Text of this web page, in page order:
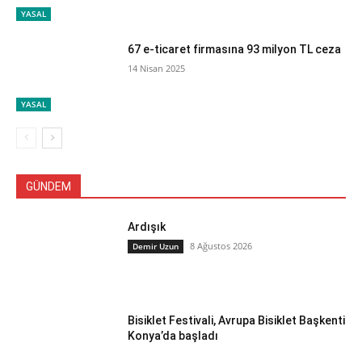
YASAL
YASAL
67 e-ticaret firmasına 93 milyon TL ceza
14 Nisan 2025
GÜNDEM
Ardışık
Demir Uzun 8 Ağustos 2026
Bisiklet Festivali, Avrupa Bisiklet Başkenti
Konya’da başladı